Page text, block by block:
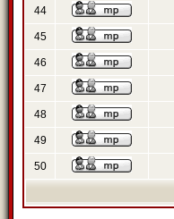
44
45
46
47
48
49
50